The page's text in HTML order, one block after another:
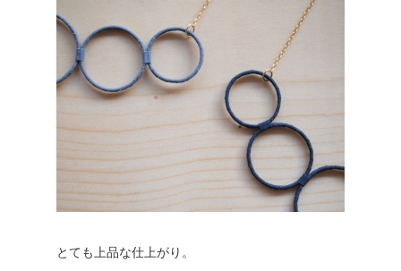
とても上品な仕上がり。